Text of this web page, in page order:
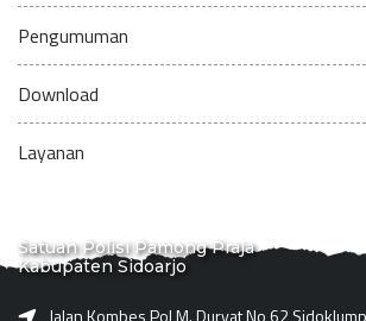
Pengumuman
Download
Layanan
Satuan Polisi Pamong Praja
Kabupaten Sidoarjo
Jalan Kombes Pol M. Duryat No 62